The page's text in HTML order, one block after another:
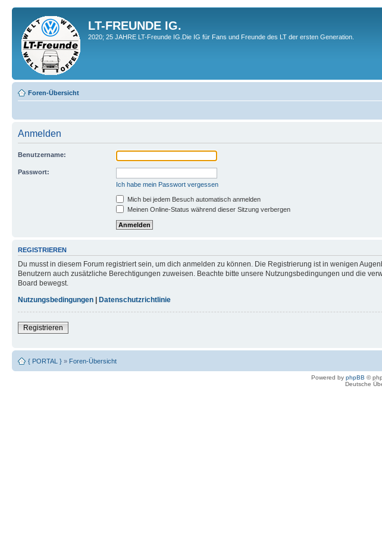
LT-FREUNDE IG.
2020; 25 JAHRE LT-Freunde IG.Die IG für Fans und Freunde des LT der ersten Generation.
Foren-Übersicht
Anmelden
Benutzername:
Passwort:
Ich habe mein Passwort vergessen
Mich bei jedem Besuch automatisch anmelden
Meinen Online-Status während dieser Sitzung verbergen
REGISTRIEREN
Du musst in diesem Forum registriert sein, um dich anmelden zu können. Die Registrierung ist in wenigen
Benutzern auch zusätzliche Berechtigungen zuweisen. Beachte bitte unsere Nutzungsbedingungen und die
Board bewegst.
Nutzungsbedingungen | Datenschutzrichtlinie
Registrieren
{ PORTAL } » Foren-Übersicht
Powered by phpBB ©
Deutsche